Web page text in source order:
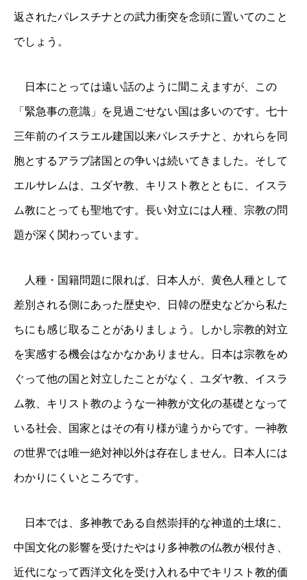
返されたパレスチナとの武力衝突を念頭に置いてのこと
でしょう。
日本にとっては遠い話のように聞こえますが、この
「緊急事の意識」を見過ごせない国は多いのです。七十
三年前のイスラエル建国以来パレスチナと、かれらを同
胞とするアラブ諸国との争いは続いてきました。そして
エルサレムは、ユダヤ教、キリスト教とともに、イスラ
ム教にとっても聖地です。長い対立には人種、宗教の問
題が深く関わっています。
人種・国籍問題に限れば、日本人が、黄色人種として
差別される側にあった歴史や、日韓の歴史などから私た
ちにも感じ取ることがありましょう。しかし宗教的対立
を実感する機会はなかなかありません。日本は宗教をめ
ぐって他の国と対立したことがなく、ユダヤ教、イスラ
ム教、キリスト教のような一神教が文化の基礎となって
いる社会、国家とはその有り様が違うからです。一神教
の世界では唯一絶対神以外は存在しません。日本人には
わかりにくいところです。
日本では、多神教である自然崇拝的な神道的土壌に、
中国文化の影響を受けたやはり多神教の仏教が根付き、
近代になって西洋文化を受け入れる中でキリスト教的価